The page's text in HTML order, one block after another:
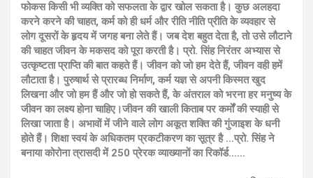
फोकस किसी भी व्यक्ति को सफलता के द्वार खोल सकता है। कुछ अलहदा
करने करने की चाहत, कर्म को ही धर्म और रीति नीति प्रीति के व्यवहार से
लोग दूसरों के हृदय में जगह बना लेते हैं। जब देश बहुत देता है, तो उसे लौटाने
की चाहत जीवन के मकसद को पूरा करती है। प्रो. सिंह निरंतर अभ्यास से
उत्कृष्टता प्राप्ति की बात कहते हैं। जीवन को जो हम देते हैं, जीवन वही हमें
लौटाता है। पुरुषार्थ से प्रारब्ध निर्माण, कर्म यज्ञ से अपनी किस्मत खुद
लिखना और जो हम हैं और जो हो सकते हैं, के अंतराल को भरना हर मनुष्य के
जीवन का लक्ष्य होना चाहिए।जीवन की खाली किताब पर कर्मों की स्याही से
लिखा जाता है। अभावों में जीने वाले लोग अकूत शक्ति की गुंजाइश के धनी
होते हैं। शिक्षा स्वयं के अधिकतम प्रकटीकरण का सूत्र है …प्रो. सिंह ने
बनाया कोरोना त्रासदी में 250 प्रेरक व्याख्यानों का रिकॉर्ड……